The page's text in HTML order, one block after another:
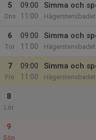
5
Ons
09:00
11:00
Simma och
Hägerstensbadet
6
Tor
09:00
11:00
Simma och
Hägerstensbadet
7
Fre
09:00
11:00
Simma och
Hägerstensbadet
8
Lör
9
Sön